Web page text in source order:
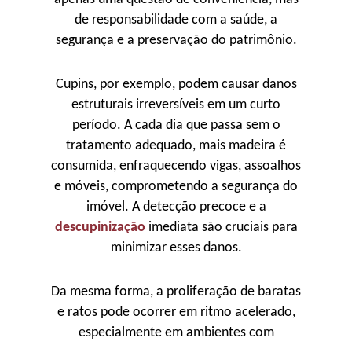
de responsabilidade com a saúde, a
segurança e a preservação do patrimônio.
Cupins, por exemplo, podem causar danos
estruturais irreversíveis em um curto
período. A cada dia que passa sem o
tratamento adequado, mais madeira é
consumida, enfraquecendo vigas, assoalhos
e móveis, comprometendo a segurança do
imóvel. A detecção precoce e a
descupinização imediata são cruciais para
minimizar esses danos.
Da mesma forma, a proliferação de baratas
e ratos pode ocorrer em ritmo acelerado,
especialmente em ambientes com